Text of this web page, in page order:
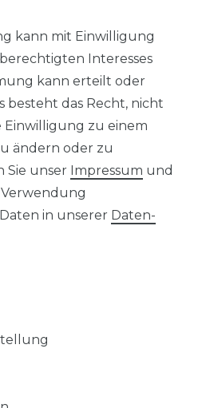
kann mit Einwilligung
Interesses
kann erteilt oder
besteht das Recht, nicht
zu einem
ändern oder zu
Sie unser Impressum und
in unserer Daten­
Kontakt
ihrer
nicht angezeigt